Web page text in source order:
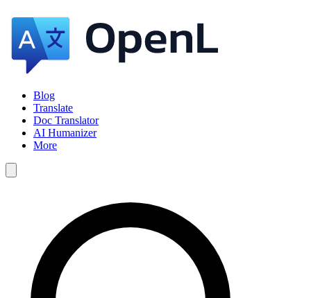
Blog
Translate
Doc Translator
AI Humanizer
More